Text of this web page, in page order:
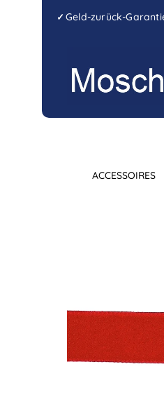
Zum Hauptinhalt
Zur
✓ Geld-zurück-
ACCESSOIRES